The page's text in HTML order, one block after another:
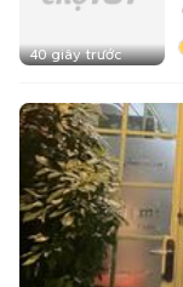
40 giây trước